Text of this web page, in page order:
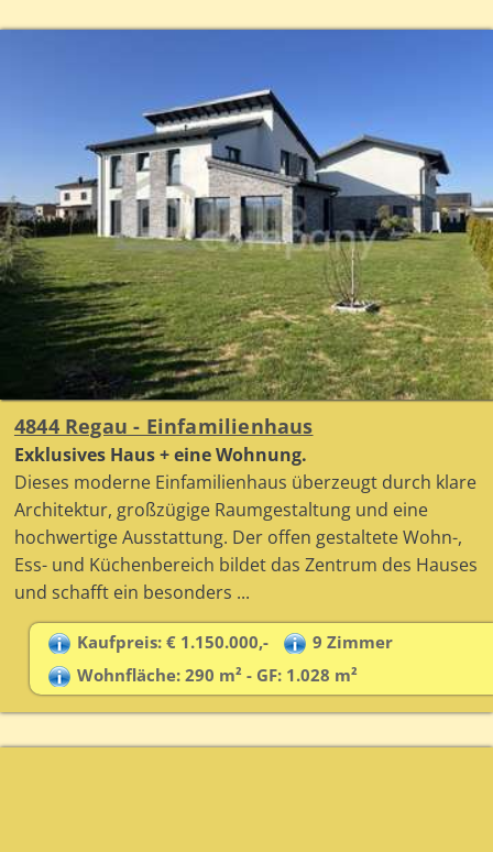
4844 Regau - Einfamilienhaus
Exklusives Haus + eine Wohnung.
Dieses moderne Einfamilienhaus überzeugt durch klare
Architektur, großzügige Raumgestaltung und eine
hochwertige Ausstattung. Der offen gestaltete Wohn-,
Ess- und Küchenbereich bildet das Zentrum des Hauses
und schafft ein besonders ...
Kaufpreis: € 1.150.000,-
9 Zimmer
Wohnfläche: 290 m² - GF: 1.028 m²